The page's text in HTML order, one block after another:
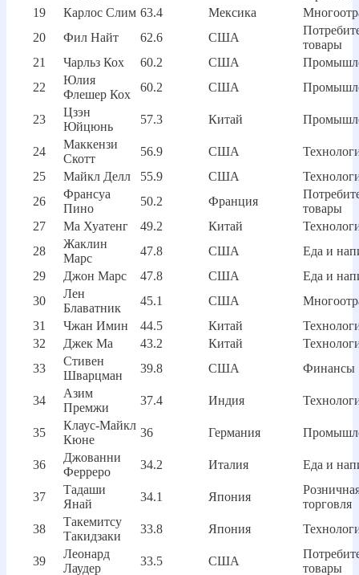
19
Карлос Слим 63.4 Мексика
20
Фил Найт 62.6 США
товары
21
Чарльз Кох 60.2 США
22
Юлия
Флешер Кох
60.2 США
23
Цзэн
Юйцюнь
57.3 Китай
24
Маккензи
Скотт
56.9 США
25
Майкл Делл 55.9 США
26
Франсуа
Пино
50.2 Франция
товары
27
Ма Хуатенг 49.2 Китай
28
Жаклин
Марс
47.8 США
Еда и
29
Джон Марс 47.8 США
Еда и
30
Лен
Блаватник
45.1 США
31
Чжан Имин 44.5 Китай
32
Джек Ма 43.2 Китай
33
Стивен
Шварцман
39.8 США Финансы
34
Азим
Премжи
37.4 Индия
35
Клаус-Майкл
Кюне
36 Германия
36
Джованни
Ферреро
34.2 Италия Еда и
37
Тадаши
Янай
34.1 Япония
торговля
38
Такемитсу
Такидзаки
33.8 Япония
39
Леонард
Лаудер
33.5 США
товары